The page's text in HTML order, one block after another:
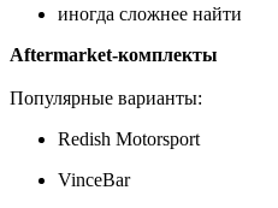
иногда сложнее найти
Aftermarket-комплекты
Популярные варианты:
Redish Motorsport
VinceBar